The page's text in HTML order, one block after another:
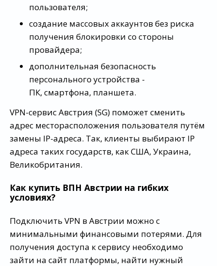
пользователя;
создание массовых аккаунтов без риска
получения блокировки со стороны
провайдера;
дополнительная безопасность
персонального устройства -
ПК, смартфона, планшета.
VPN-сервис Австрия (SG) поможет сменить
адрес месторасположения пользователя путём
замены IP-адреса. Так, клиенты выбирают IP
адреса таких государств, как США, Украина,
Великобритания.
Как купить ВПН Австрии на гибких
условиях?
Подключить VPN в Австрии можно с
минимальными финансовыми потерями. Для
получения доступа к сервису необходимо
зайти на сайт платформы, найти нужный